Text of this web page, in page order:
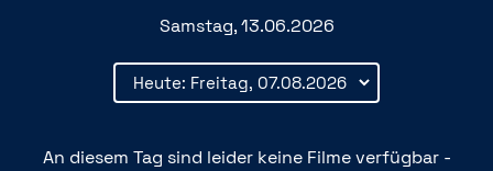
Samstag, 13.06.2026
An diesem Tag sind leider keine Filme verfügbar -